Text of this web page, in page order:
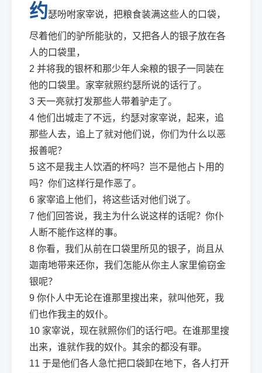
约瑟吩咐家宰说，把粮食装满这些人的口袋，
尽着他们的驴所能驮的，又把各人的银子放在各
人的口袋里，
2 并将我的银杯和那少年人籴粮的银子一同装在
他的口袋里。家宰就照约瑟所说的话行了。
3 天一亮就打发那些人带着驴走了。
4 他们出城走了不远，约瑟对家宰说，起来，追
那些人去，追上了就对他们说，你们为什么以恶
报善呢？
5 这不是我主人饮酒的杯吗？岂不是他占卜用的
吗？你们这样行是作恶了。
6 家宰追上他们，将这些话对他们说了。
7 他们回答说，我主为什么说这样的话呢？你仆
人断不能作这样的事。
8 你看，我们从前在口袋里所见的银子，尚且从
迦南地带来还你，我们怎能从你主人家里偷窃金
银呢？
9 你仆人中无论在谁那里搜出来，就叫他死，我
们也作我主的奴仆。
10 家宰说，现在就照你们的话行吧。在谁那里搜
出来，谁就作我的奴仆。其余的都没有罪。
11 于是他们各人急忙把口袋卸在地下，各人打开